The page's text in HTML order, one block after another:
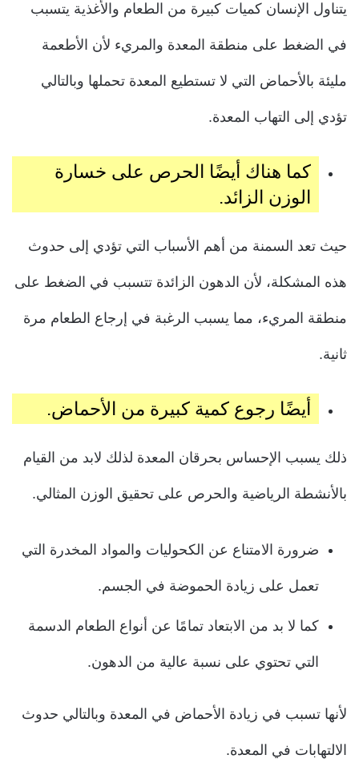
يتناول الإنسان كميات كبيرة من الطعام والأغذية يتسبب
في الضغط على منطقة المعدة والمريء لأن الأطعمة
مليئة بالأحماض التي لا تستطيع المعدة تحملها وبالتالي
تؤدي إلى التهاب المعدة.
كما هناك أيضًا الحرص على خسارة
الوزن الزائد.
حيث تعد السمنة من أهم الأسباب التي تؤدي إلى حدوث
هذه المشكلة، لأن الدهون الزائدة تتسبب في الضغط على
منطقة المريء، مما يسبب الرغبة في إرجاع الطعام مرة
ثانية.
أيضًا رجوع كمية كبيرة من الأحماض.
ذلك يسبب الإحساس بحرقان المعدة لذلك لابد من القيام
بالأنشطة الرياضية والحرص على تحقيق الوزن المثالي.
ضرورة الامتناع عن الكحوليات والمواد المخدرة التي
تعمل على زيادة الحموضة في الجسم.
كما لا بد من الابتعاد تمامًا عن أنواع الطعام الدسمة
التي تحتوي على نسبة عالية من الدهون.
لأنها تسبب في زيادة الأحماض في المعدة وبالتالي حدوث
الالتهابات في المعدة.